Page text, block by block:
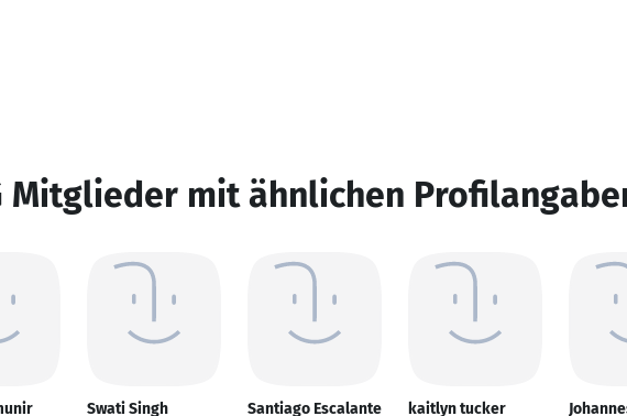
Mitglieder mit ähnlichen
Swati Singh Santiago Escalante kaitlyn tucker